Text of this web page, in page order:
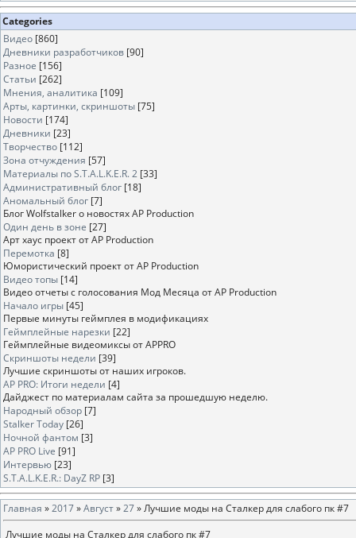
Categories
Видео [860]
Дневники разработчиков [90]
Разное [156]
Статьи [262]
Мнения, аналитика [109]
Арты, картинки, скриншоты [75]
Новости [174]
Дневники [23]
Творчество [112]
Зона отчуждения [57]
Материалы по S.T.A.L.K.E.R. 2 [33]
Административный блог [18]
Аномальный блог [7]
Блог Wolfstalker о новостях AP Production
Один день в зоне [27]
Арт хаус проект от AP Production
Перемотка [8]
Юмористический проект от AP Production
Видео топы [14]
Видео отчеты с голосования Мод Месяца от AP Production
Начало игры [45]
Первые минуты геймплея в модификациях
Геймплейные нарезки [22]
Геймплейные видеомиксы от APPRO
Скриншоты недели [39]
Лучшие скриншоты от наших игроков.
AP PRO: Итоги недели [4]
Дайджест по материалам сайта за прошедшую неделю.
Народный обзор [7]
Stalker Today [26]
Ночной фантом [3]
AP PRO Live [91]
Интервью [23]
S.T.A.L.K.E.R.: DayZ RP [3]
Главная »2017»Август»27» Лучшие моды на Сталкер для слабого пк #7
Лучшие моды на Сталкер для слабого пк #7